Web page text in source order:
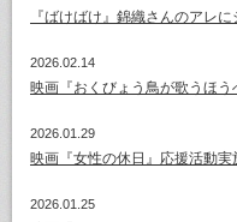
『ばけばけ』錦織さんのアレ
2026.02.14
映画『おくびょう鳥が歌うほう
2026.01.29
映画『女性の休日』応援活動実
2026.01.25